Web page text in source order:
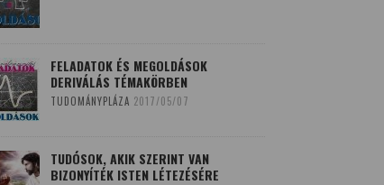
FELADATOK ÉS MEGOLDÁSOK
DERIVÁLÁS TÉMAKÖRBEN
TUDOMÁNYPLÁZA 2017/05/07
TUDÓSOK, AKIK SZERINT VAN
BIZONYÍTÉK ISTEN LÉTEZÉSÉRE